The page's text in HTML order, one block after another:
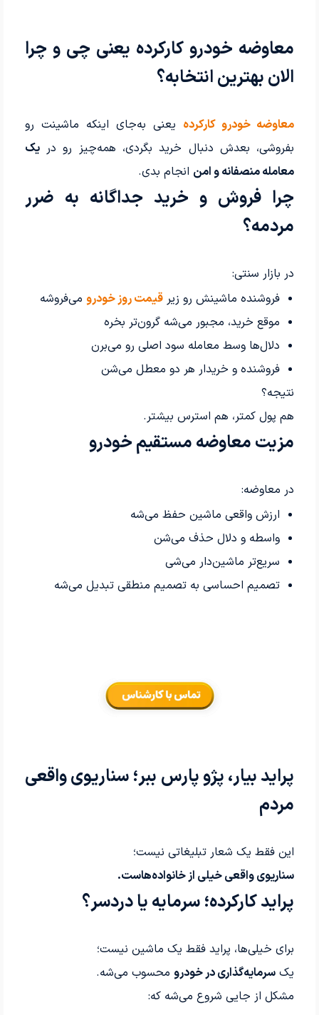
معاوضه خودرو کارکرده یعنی چی و چرا
الان بهترین انتخابه؟
معاوضه خودرو کارکرده یعنی به‌جای اینکه ماشینت رو
بفروشی، بعدش دنبال خرید بگردی، همه‌چیز رو دریک
معامله منصفانه و امن انجام بدی.
چرا فروش و خرید جداگانه به ضرر
مردمه؟
در بازار سنتی:
فروشنده ماشینش رو زیر قیمت روز خودرومی‌فروشه
موقع خرید، مجبور می‌شه گرون‌تر بخره
دلال‌ها وسط معامله سود اصلی رو می‌برن
فروشنده و خریدار هر دو معطل می‌شن
نتیجه؟
هم پول کمتر، هم استرس بیشتر.
مزیت معاوضه مستقیم خودرو
در معاوضه:
ارزش واقعی ماشین حفظ می‌شه
واسطه و دلال حذف می‌شن
سریع‌تر ماشین‌دار می‌شی
تصمیم احساسی به تصمیم منطقی تبدیل می‌شه
پراید بیار، پژو پارس ببر؛ سناریوی واقعی
مردم
این فقط یک شعار تبلیغاتی نیست؛
سناریوی واقعی خیلی از خانواده‌هاست.
پراید کارکرده؛ سرمایه یا دردسر؟
برای خیلی‌ها، پراید فقط یک ماشین نیست؛
یک سرمایه‌گذاری در خودرومحسوب می‌شه.
مشکل از جایی شروع می‌شه که: